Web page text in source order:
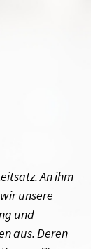
An ihm
unsere
und
aus. Deren